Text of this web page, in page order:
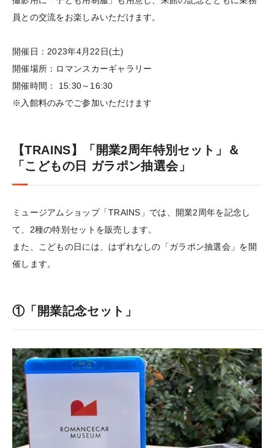
員との交流をお楽しみいただけます。
開催日：2023年4月22日(土)
開催場所：ロマンスカーギャラリー
開催時間： 15:30～16:30
※入館料のみでご参加いただけます
【TRAINS】「開業2周年特別セット」＆
「こどもの日 ガラポン抽選会」
ミュージアムショップ「TRAINS」では、開業2周年を記念し
て、2種の特別セットを販売します。
また、こどもの日には、はずれなしの「ガラポン抽選会」を開
催します。
①「開業記念セット」